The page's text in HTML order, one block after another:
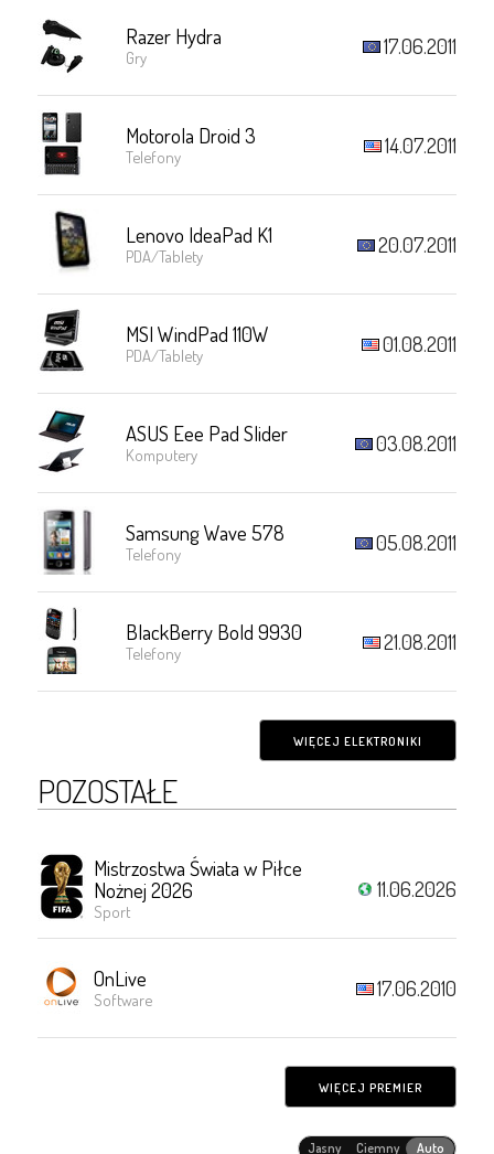
Razer Hydra
Gry 17.06.2011
Motorola Droid 3
Telefony 14.07.2011
Lenovo IdeaPad K1
PDA/Tablety 20.07.2011
MSI WindPad 110W
PDA/Tablety 01.08.2011
ASUS Eee Pad Slider
Komputery 03.08.2011
Samsung Wave 578
Telefony 05.08.2011
BlackBerry Bold 9930
Telefony 21.08.2011
WIĘCEJ ELEKTRONIKI
POZOSTAŁE
Mistrzostwa Świata w Piłce
Nożnej 2026
Sport
11.06.2026
OnLive
Software 17.06.2010
WIĘCEJ PREMIER
Jasny Ciemny Auto